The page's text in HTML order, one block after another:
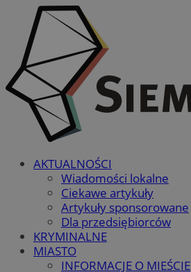
AKTUALNOŚCI
Wiadomości lokalne
Ciekawe artykuły
Artykuły sponsorowane
Dla przedsiębiorców
KRYMINALNE
MIASTO
INFORMACJE O MIEŚCIE